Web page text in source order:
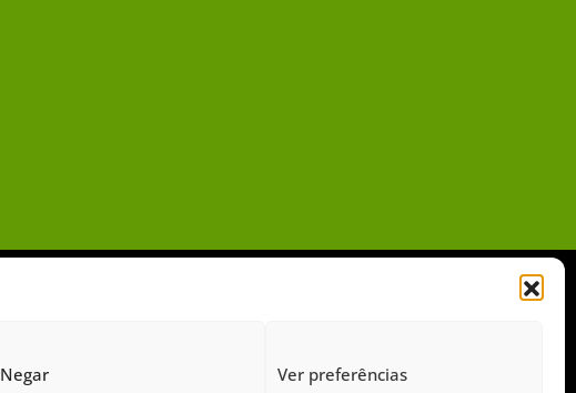
Negar Ver preferências